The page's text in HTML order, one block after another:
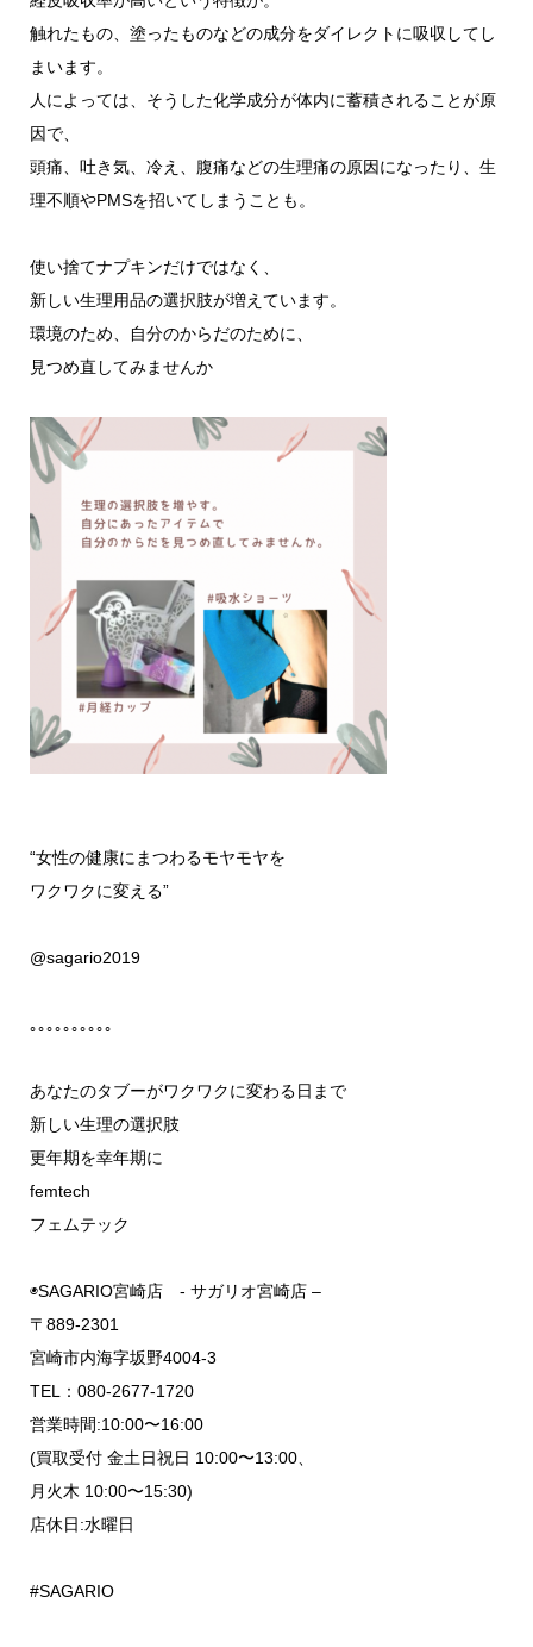
触れたもの、塗ったものなどの成分をダイレクトに吸収してし
まいます。
人によっては、そうした化学成分が体内に蓄積されることが原
因で、
頭痛、吐き気、冷え、腹痛などの生理痛の原因になったり、生
理不順やPMSを招いてしまうことも。
使い捨てナプキンだけではなく、
新しい生理用品の選択肢が増えています。
環境のため、自分のからだのために、
見つめ直してみませんか
“女性の健康にまつわるモヤモヤを
ワクワクに変える”
@sagario2019
｡｡｡｡｡｡｡｡｡｡
あなたのタブーがワクワクに変わる日まで
新しい生理の選択肢
更年期を幸年期に
femtech
フェムテック
◉SAGARIO宮崎店 - サガリオ宮崎店 –
〒889-2301
宮崎市内海字坂野4004-3
TEL：080-2677-1720
営業時間:10:00〜16:00
(買取受付 金土日祝日 10:00〜13:00、
月火木 10:00〜15:30)
店休日:水曜日
#SAGARIO